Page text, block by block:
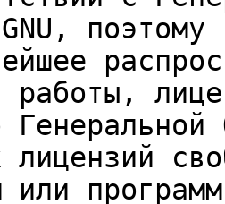
поэтому
работы,
лицензий
или